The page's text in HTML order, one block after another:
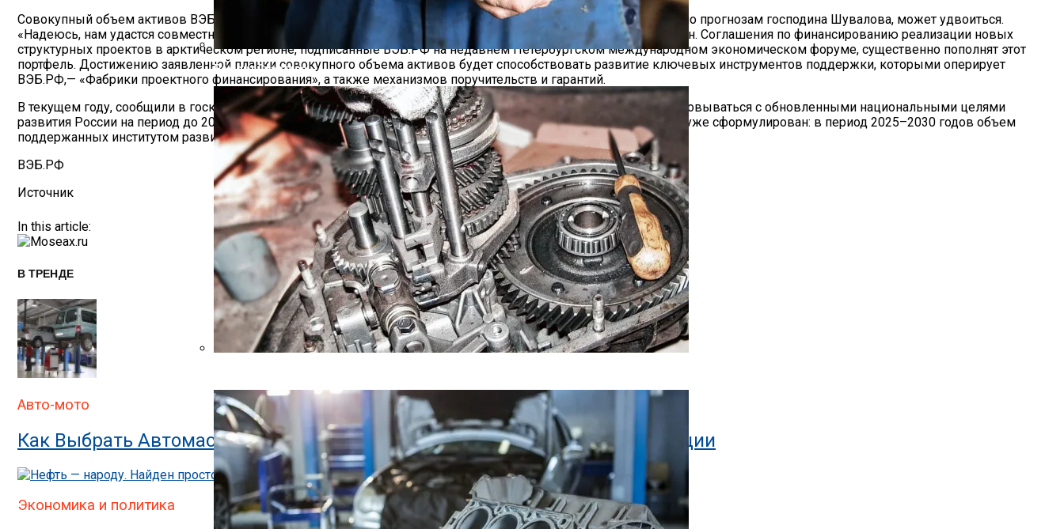
Ремонт Стартера
Совокупный объем активов ВЭБ.РФ на сегодняшний день составляет около 2,5% от ВВП России и к 2030 году, по прогнозам господина Шувалова, может удвоиться.
«Надеюсь, нам удастся совместными усилиями достичь того, чтобы наш портфель составил 5% ВВП»,— заявил он. Соглашения по финансированию реализации новых
структурных проектов в арктическом регионе, подписанные ВЭБ.РФ на недавнем Петербургском международном экономическом форуме, существенно пополнят этот
портфель. Достижению заявленной планки совокупного объема активов будет способствовать развитие ключевых инструментов поддержки, которыми оперирует
ВЭБ.РФ,— «Фабрики проектного финансирования», а также механизмов поручительств и гарантий.
В текущем году, сообщили в госкорпорации, ожидается принятие новой стратегии ВЭБ.РФ, которая будет согласовываться с обновленными национальными целями
развития России на период до 2030 года. Документ находится в процессе подготовки, но ключевой показатель уже сформулирован: в период 2025–2030 годов объем
поддержанных институтом развития проектов должен составить 30 трлн руб.
ВЭБ.РФ
Источник
In this article:
В ТРЕНДЕ
Авто-мото
Как Выбрать Автомастерскую Для Кузовных Работ: Советы И Рекомендации
Экономика и политика